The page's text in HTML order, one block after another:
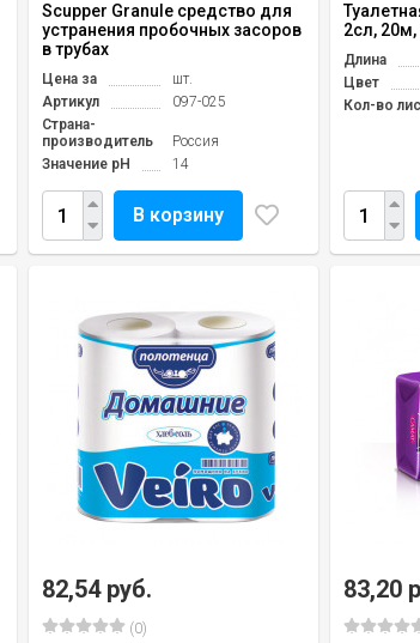
Scupper Granule средство для
устранения пробочных засоров
в трубах
Цена за
шт.
Артикул
097-025
Страна-
производитель
Россия
Значение pH
14
В корзину
2сл,
Длина
Цвет
Кол-во
82,54 руб.
(0)
83,20